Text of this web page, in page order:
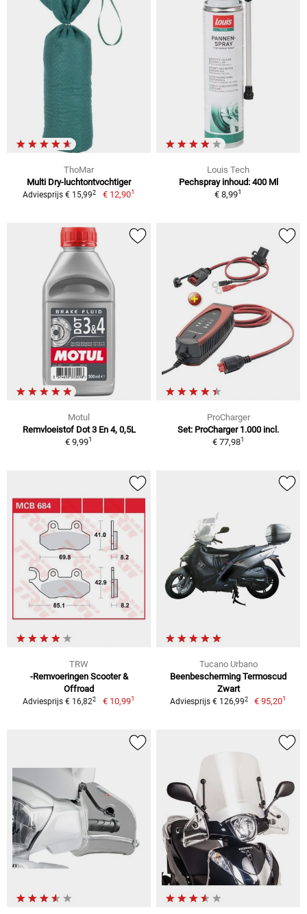
ThoMar
Multi Dry-luchtontvochtiger
Adviesprijs € 15,992 € 12,901
Louis Tech
Pechspray inhoud: 400 Ml
€ 8,991
Motul
Remvloeistof Dot 3 En 4, 0,5L
€ 9,991
ProCharger
Set: ProCharger 1.000 incl.
€ 77,981
TRW
-Remvoeringen Scooter &
Offroad
Adviesprijs € 16,822 € 10,991
Tucano Urbano
Beenbescherming Termoscud
Zwart
Adviesprijs € 126,992 € 95,201